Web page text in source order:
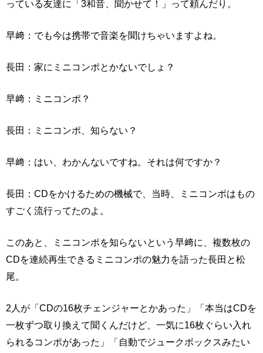
っている友達に「3和音、聞かせて！」って頼んだり。
早﨑：でも今は携帯で音楽を聞けちゃいますよね。
長田：家にミニコンポとかないでしょ？
早﨑：ミニコンポ？
長田：ミニコンポ、知らない？
早﨑：はい、わかんないですね。それは何ですか？
長田：CDをかけるための機械で、当時、ミニコンポはもの
すごく流行ってたのよ。
このあと、ミニコンポを知らないという早﨑に、複数枚の
CDを連続再生できるミニコンポの魅力を語った長田と松
尾。
2人が「CDの16枚チェンジャーとかあった」「本当はCDを
一枚ずつ取り換えて聞くんだけど、一気に16枚ぐらい入れ
られるコンポがあった」「自動でジュークボックスみたい